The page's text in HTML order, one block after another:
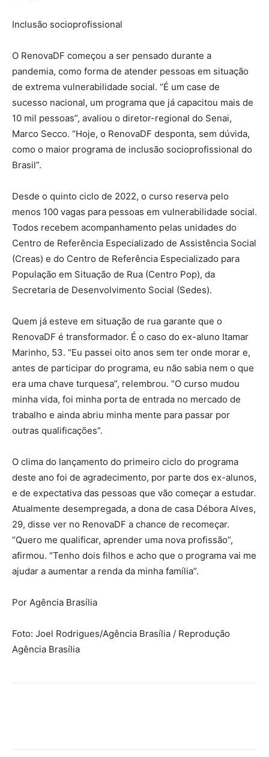
Inclusão socioprofissional
O RenovaDF começou a ser pensado durante a
pandemia, como forma de atender pessoas em situação
de extrema vulnerabilidade social. “É um case de
sucesso nacional, um programa que já capacitou mais de
10 mil pessoas”, avaliou o diretor-regional do Senai,
Marco Secco. “Hoje, o RenovaDF desponta, sem dúvida,
como o maior programa de inclusão socioprofissional do
Brasil”.
Desde o quinto ciclo de 2022, o curso reserva pelo
menos 100 vagas para pessoas em vulnerabilidade social.
Todos recebem acompanhamento pelas unidades do
Centro de Referência Especializado de Assistência Social
(Creas) e do Centro de Referência Especializado para
População em Situação de Rua (Centro Pop), da
Secretaria de Desenvolvimento Social (Sedes).
Quem já esteve em situação de rua garante que o
RenovaDF é transformador. É o caso do ex-aluno Itamar
Marinho, 53. “Eu passei oito anos sem ter onde morar e,
antes de participar do programa, eu não sabia nem o que
era uma chave turquesa”, relembrou. “O curso mudou
minha vida, foi minha porta de entrada no mercado de
trabalho e ainda abriu minha mente para passar por
outras qualificações”.
O clima do lançamento do primeiro ciclo do programa
deste ano foi de agradecimento, por parte dos ex-alunos,
e de expectativa das pessoas que vão começar a estudar.
Atualmente desempregada, a dona de casa Débora Alves,
29, disse ver no RenovaDF a chance de recomeçar.
“Quero me qualificar, aprender uma nova profissão”,
afirmou. “Tenho dois filhos e acho que o programa vai me
ajudar a aumentar a renda da minha família”.
Por Agência Brasília
Foto: Joel Rodrigues/Agência Brasília / Reprodução
Agência Brasília